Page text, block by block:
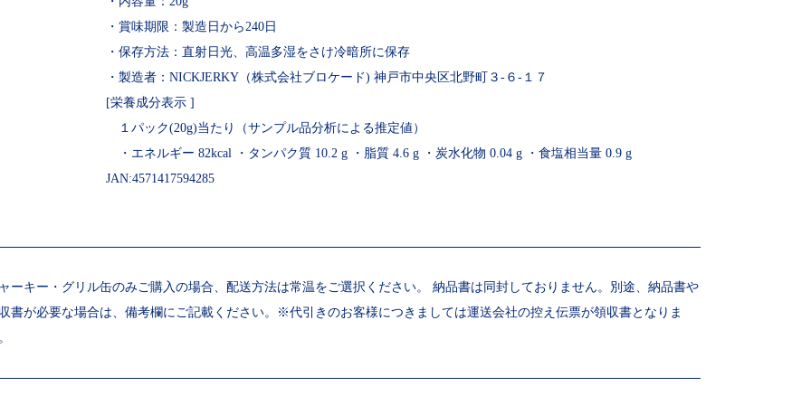
・賞味期限：製造日から240日
・保存方法：直射日光、高温多湿をさけ冷暗所に保存
・製造者：NICKJERKY（株式会社ブロケード) 神戸市中央区北野町３-６-１７
[栄養成分表示 ]
１パック(20g)当たり（サンプル品分析による推定値）
・エネルギー 82kcal ・タンパク質 10.2 g ・脂質 4.6 g ・炭水化物 0.04 g ・食塩相当量 0.9 g
JAN:4571417594285
ーキー・グリル缶のみご購入の場合、配送方法は常温をご選択ください。 納品書は同封しておりません。別途、納品書や
書が必要な場合は、備考欄にご記載ください。※代引きのお客様につきましては運送会社の控え伝票が領収書となりま